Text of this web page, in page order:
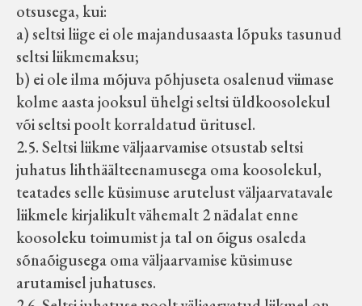
otsusega, kui:
a) seltsi liige ei ole majandusaasta lõpuks tasunud
seltsi liikmemaksu;
b) ei ole ilma mõjuva põhjuseta osalenud viimase
kolme aasta jooksul ühelgi seltsi üldkoosolekul
või seltsi poolt korraldatud üritusel.
2.5. Seltsi liikme väljaarvamise otsustab seltsi
juhatus lihthäälteenamusega oma koosolekul,
teatades selle küsimuse arutelust väljaarvatavale
liikmele kirjalikult vähemalt 2 nädalat enne
koosoleku toimumist ja tal on õigus osaleda
sõnaõigusega oma väljaarvamise küsimuse
arutamisel juhatuses.